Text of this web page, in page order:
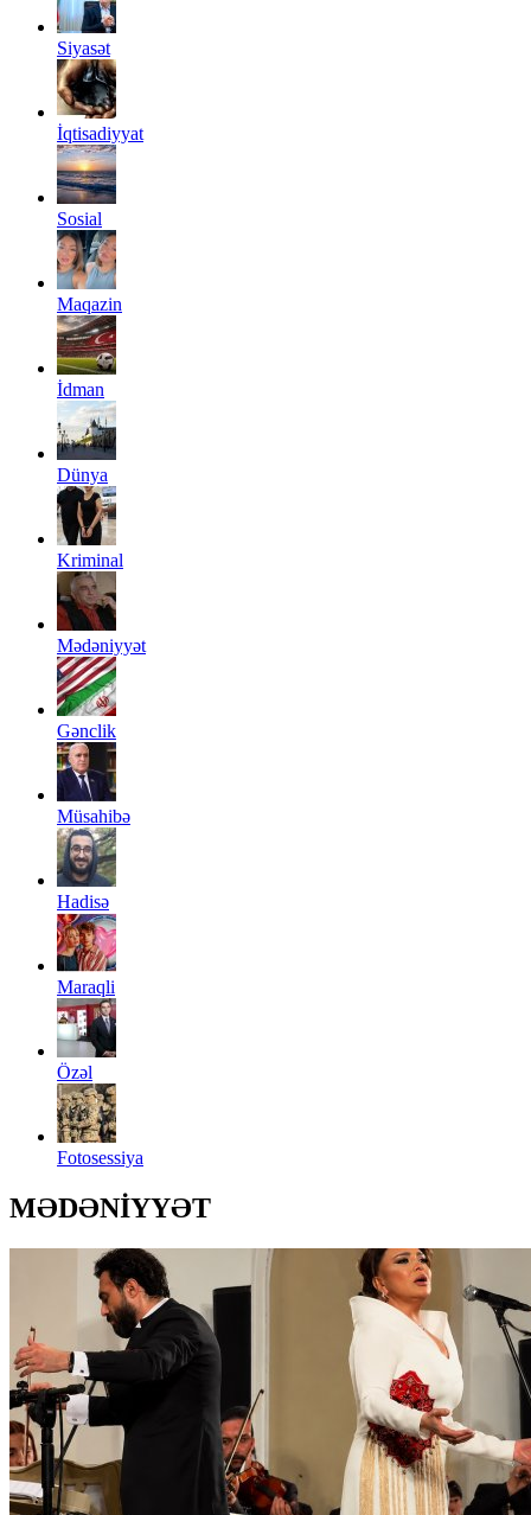
Siyasət
İqtisadiyyat
Sosial
Maqazin
İdman
Dünya
Kriminal
Mədəniyyət
Gənclik
Müsahibə
Hadisə
Maraqli
Özəl
Fotosessiya
MƏDƏNİYYƏT